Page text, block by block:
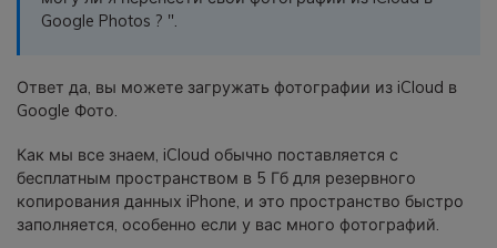
восстановление
Создавайте резервные копии для
18+ типов данных и данных
WhatsApp на ПК. С легкостью
Google Photos ? ".
Ответ да, вы можете загружать фотографии из iCloud в
Google Фото.
Как мы все знаем, iCloud обычно поставляется с
бесплатным пространством в 5 Гб для резервного
копирования данных iPhone, и это пространство быстро
заполняется, особенно если у вас много фотографий.